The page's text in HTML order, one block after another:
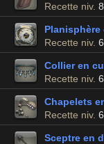
Recette niv.
Recette niv.
Collier en
Recette niv.
Chapelets
Recette niv.
Sceptre en